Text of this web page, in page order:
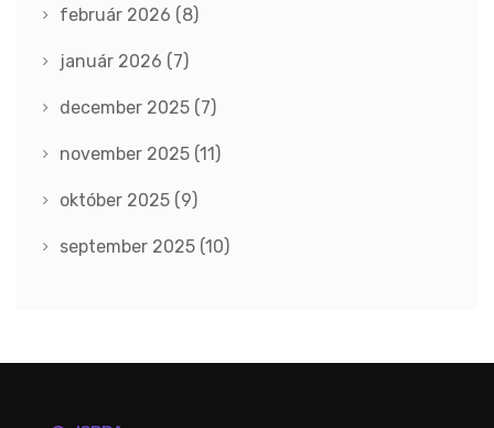
február 2026 (8)
január 2026 (7)
december 2025 (7)
november 2025 (11)
október 2025 (9)
september 2025 (10)